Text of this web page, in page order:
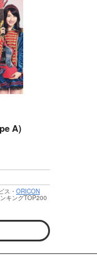
A)
ス・ ORICON
キングTOP200